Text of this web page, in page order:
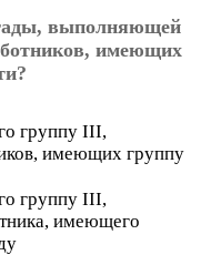
выполняющей
имеющих
группу III,
имеющих группу
группу III,
имеющего